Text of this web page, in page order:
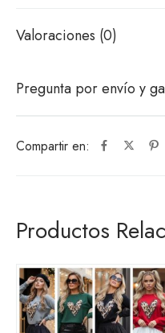
Compartir en:
Valoraciones (0)
Pregunta por envío y
Productos